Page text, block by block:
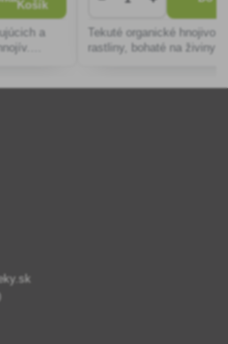
a
Tekuté organické hnojivo
rastliny, bohaté na živiny a